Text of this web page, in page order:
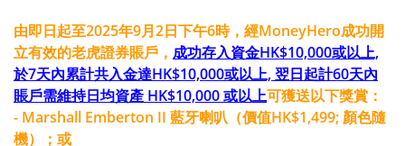
由即日起至2025年9月2日下午6時，經MoneyHero成功開
立有效的老虎證券賬戶， 成功存入資金HK$10,000或以上,
於7天內累計共入金達HK$10,000或以上, 翌日起計60天內
賬戶需維持日均資產 HK$10,000 或以上可獲送以下獎賞：
- Marshall Emberton II 藍牙喇叭（價值HK$1,499; 顏色隨
機）；或